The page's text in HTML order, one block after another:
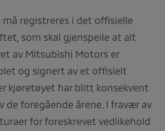
må registreres i det offisielle
som skal gjenspeile at alt
av Mitsubishi Motors er
og signert av et offisielt
kjøretøyet har blitt konsekvent
de foregående årene. I fravær av
for foreskrevet vedlikehold